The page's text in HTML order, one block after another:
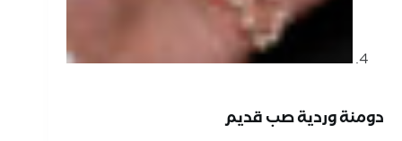
دومنة وردية صب قديم